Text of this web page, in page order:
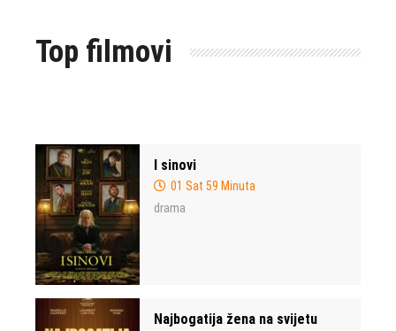
Top filmovi
I sinovi
01 Sat 59 Minuta
drama
Najbogatija žena na svijetu